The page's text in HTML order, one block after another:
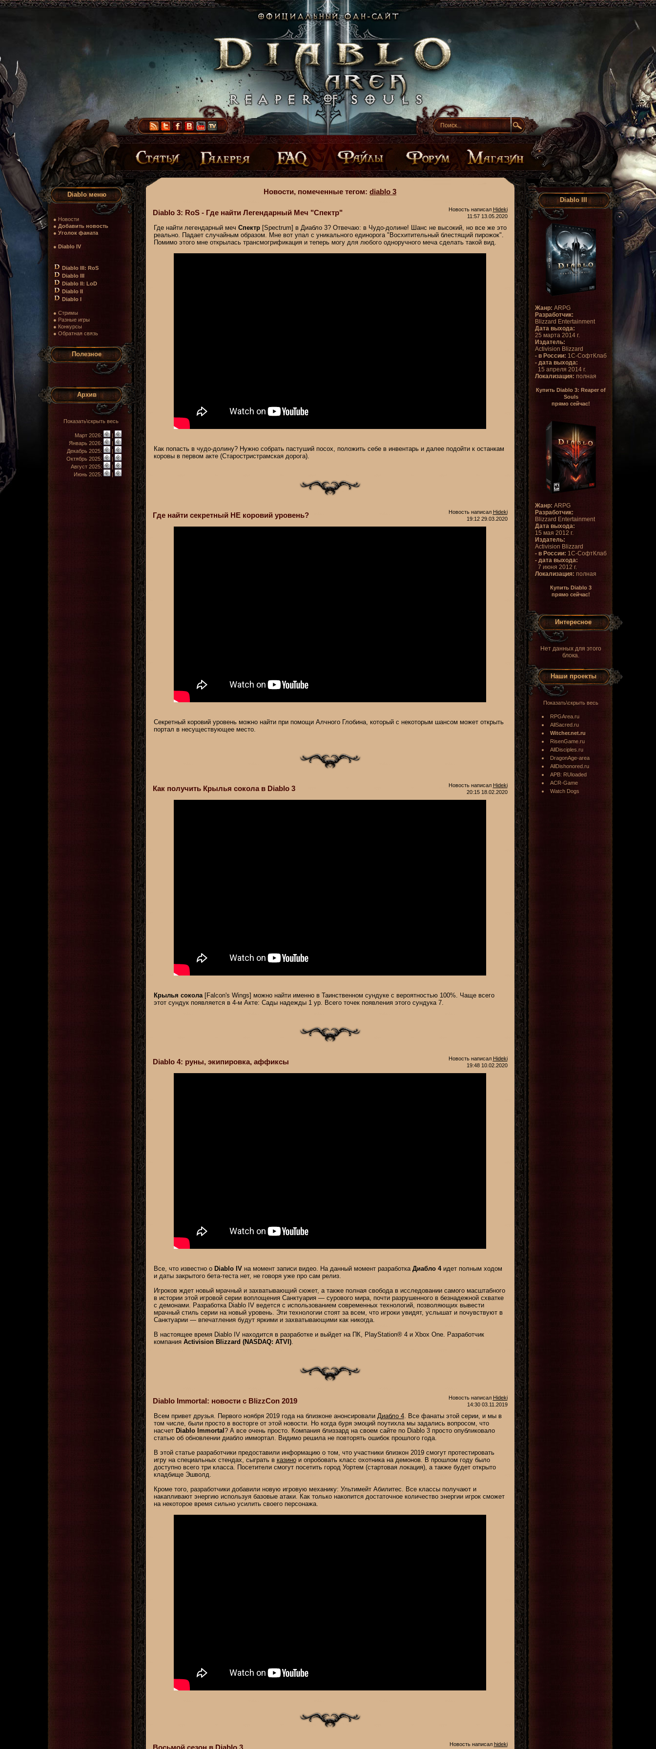
Diablo меню
● Новости
● Добавить новость
● Уголок фаната
● Diablo IV
Diablo III: RoS
Diablo III
Diablo II: LoD
Diablo II
Diablo I
● Стримы
● Разные игры
● Конкурсы
● Обратная связь
Полезное
Архив
Показать\скрыть весь
Март 2026:
|
Январь 2026:
|
Декабрь 2025:
|
Октябрь 2025:
|
Август 2025:
|
Июнь 2025:
|
Новости, помеченные тегом: diablo 3
Diablo 3: RoS - Где найти Легендарный Меч "Спектр" Новость написал Hideki
11:57 13.05.2020
Где найти легендарный меч Спектр[Spectrum] в Диабло 3? Отвечаю: в Чудо-долине! Шанс не высокий, но все же это
реально. Падает случайным образом. Мне вот упал с уникального единорога "Восхитительный блестящий пирожок".
Помимо этого мне открылась трансмогрификация и теперь могу для любого одноручного меча сделать такой вид.
Как попасть в чудо-долину? Нужно собрать пастуший посох, положить себе в инвентарь и далее подойти к останкам
коровы в первом акте (Старостристрамская дорога).
Где найти секретный НЕ коровий уровень? Новость написал Hideki
19:12 29.03.2020
Секретный коровий уровень можно найти при помощи Алчного Глобина, который с некоторым шансом может открыть
портал в несуществующее место.
Как получить Крылья сокола в Diablo 3 Новость написал Hideki
20:15 18.02.2020
Крылья сокола[Falcon's Wings] можно найти именно в Таинственном сундуке с вероятностью 100%. Чаще всего
этот сундук появляется в 4-м Акте: Сады надежды 1 ур. Всего точек появления этого сундука 7.
Diablo 4: руны, экипировка, аффиксы Новость написал Hideki
19:48 10.02.2020
Все, что известно о Diablo IVна момент записи видео. На данный момент разработка Диабло 4идет полным ходом
и даты закрытого бета-теста нет, не говоря уже про сам релиз.
Игроков ждет новый мрачный и захватывающий сюжет, а также полная свобода в исследовании самого масштабного
в истории этой игровой серии воплощения Санктуария — сурового мира, почти разрушенного в безнадежной схватке
с демонами. Разработка Diablo IV ведется с использованием современных технологий, позволяющих вывести
мрачный стиль серии на новый уровень. Эти технологии стоят за всем, что игроки увидят, услышат и почувствуют в
Санктуарии — впечатления будут яркими и захватывающими как никогда.
В настоящее время Diablo IV находится в разработке и выйдет на ПК, PlayStation® 4 и Xbox One. Разработчик
компания Activision Blizzard (NASDAQ: ATVI).
Diablo Immortal: новости с BlizzCon 2019 Новость написал Hideki
14:30 03.11.2019
Всем привет друзья. Первого ноября 2019 года на близконе анонсировали Диабло 4. Все фанаты этой серии, и мы в
том числе, были просто в восторге от этой новости. Но когда буря эмоций поутихла мы задались вопросом, что
насчет Diablo Immortal ? А все очень просто. Компания близзард на своем сайте по Diablo 3 просто опубликовало
статью об обновлении диабло иммортал. Видимо решила не повторять ошибок прошлого года.
В этой статье разработчики предоставили информацию о том, что участники близкон 2019 смогут протестировать
игру на специальных стендах, сыграть в казинои опробовать класс охотника на демонов. В прошлом году было
доступно всего три класса. Посетители смогут посетить город Уортем (стартовая локация), а также будет открыто
кладбище Эшволд.
Кроме того, разработчики добавили новую игровую механику: Ультимейт Абилитес. Все классы получают и
накапливают энергию используя базовые атаки. Как только накопится достаточное количество энергии игрок сможет
на некоторое время сильно усилить своего персонажа.
Новость написал hideki
Diablo III
Жанр: ARPG
Разработчик:
Blizzard Entertainment
Дата выхода:
25 марта 2014 г.
Издатель:
Activision Blizzard
- в России: 1С-СофтКлаб
- дата выхода:
15 апреля 2014 г.
Локализация: полная
Купить Diablo 3: Reaper of
Souls
прямо сейчас!
Жанр: ARPG
Разработчик:
Blizzard Entertainment
Дата выхода:
15 мая 2012 г.
Издатель:
Activision Blizzard
- в России: 1С-СофтКлаб
- дата выхода:
7 июня 2012 г.
Локализация: полная
Купить Diablo 3
прямо сейчас!
Интересное
Нет данных для этого
блока.
Наши проекты
Показать\скрыть весь
RPGArea.ru
AllSacred.ru
Witcher.net.ru
RisenGame.ru
AllDisciples.ru
DragonAge-area
AllDishonored.ru
APB: RUloaded
ACR-Game
Watch Dogs